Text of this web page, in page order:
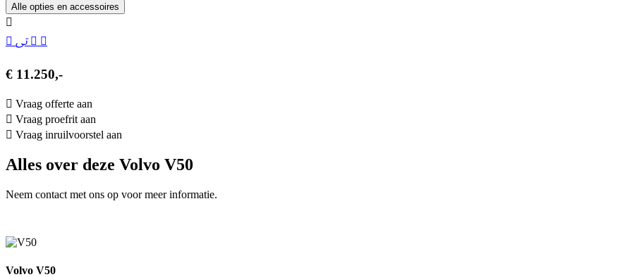
Alle opties en accessoires
€ 11.250,-
Vraag offerte aan
Vraag proefrit aan
Vraag inruilvoorstel aan
Alles over deze Volvo V50
Neem contact met ons op voor meer informatie.
Volvo V50